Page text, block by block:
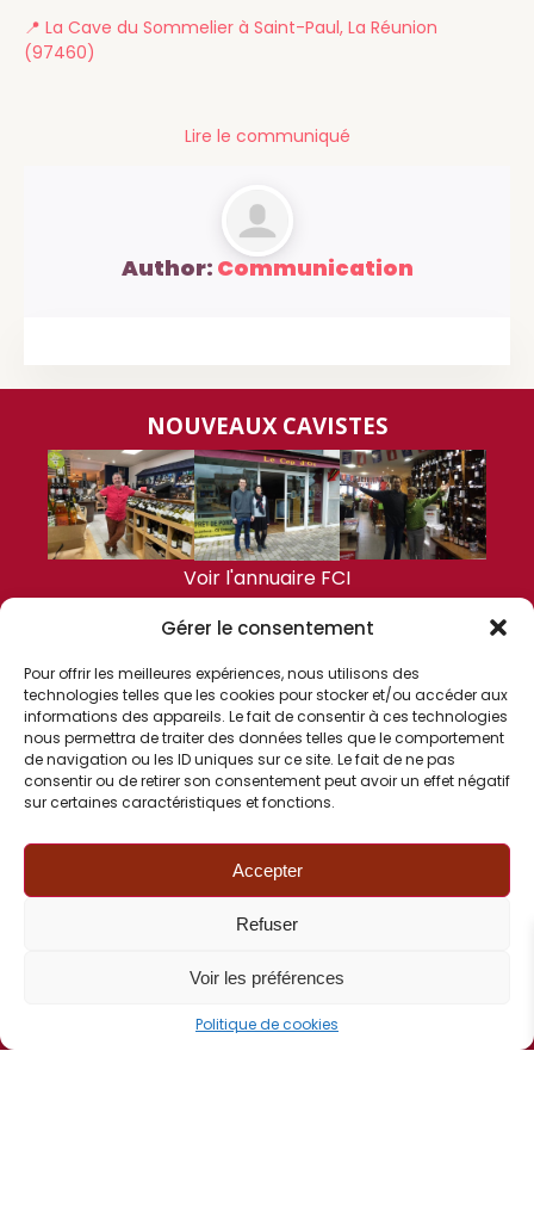
Gérer le consentement
Pour offrir les meilleures expériences, nous utilisons des
technologies telles que les cookies pour stocker et/ou accéder aux
informations des appareils. Le fait de consentir à ces technologies
nous permettra de traiter des données telles que le comportement
de navigation ou les ID uniques sur ce site. Le fait de ne pas
consentir ou de retirer son consentement peut avoir un effet négatif
sur certaines caractéristiques et fonctions.
Accepter
Refuser
Voir les préférences
Politique de cookies
📍 La Cave du Sommelier à Saint-Paul, La Réunion
(97460)
Lire le communiqué
Author: Communication
NOUVEAUX CAVISTES
Voir l'annuaire FCI
Voir les actualités FCI
FCI